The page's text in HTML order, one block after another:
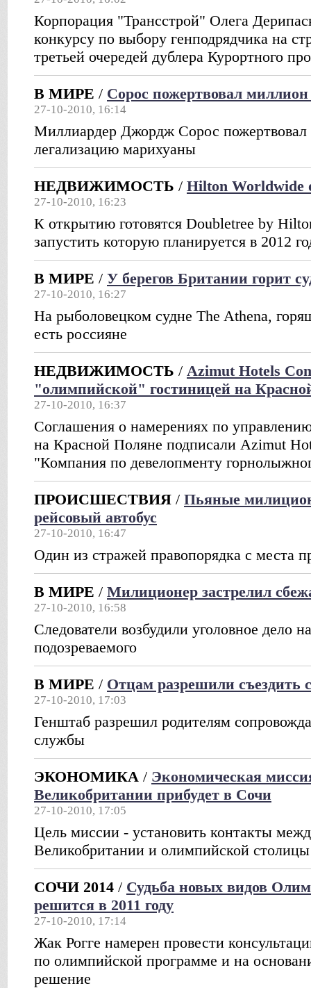
Корпорация "Трансстрой" Олега
конкурсу по выбору генподрядчика на
третьей очередей дублера Курортного
В МИРЕ / Сорос пожертвовал
27-10-2010, 16:14
Миллиардер Джордж Сорос пожертвовал
легализацию марихуаны
НЕДВИЖИМОСТЬ / Hilton Worldwide
27-10-2010, 16:23
К открытию готовятся Doubletree by
запустить которую планируется в 2012
В МИРЕ / У берегов Британии горит
27-10-2010, 16:27
На рыболовецком судне The Athena,
есть россияне
НЕДВИЖИМОСТЬ / Azimut Hotels
"олимпийской" гостиницей на
27-10-2010, 16:37
Соглашения о намерениях по
на Красной Поляне подписали Azimut
"Компания по девелопменту
ПРОИСШЕСТВИЯ / Пьяные
рейсовый автобус
27-10-2010, 16:47
Один из стражей правопорядка с места
В МИРЕ / Милиционер застрелил
27-10-2010, 16:58
Следователи возбудили уголовное дело
подозреваемого
В МИРЕ / Отцам разрешили съездить
27-10-2010, 17:03
Генштаб разрешил родителям
службы
ЭКОНОМИКА / Экономическая
Великобритании прибудет в Сочи
27-10-2010, 17:05
Цель миссии - установить контакты
Великобритании и олимпийской столицы
СОЧИ 2014 / Судьба новых видов
решится в 2011 году
27-10-2010, 17:14
Жак Рогге намерен провести
по олимпийской программе и на
решение